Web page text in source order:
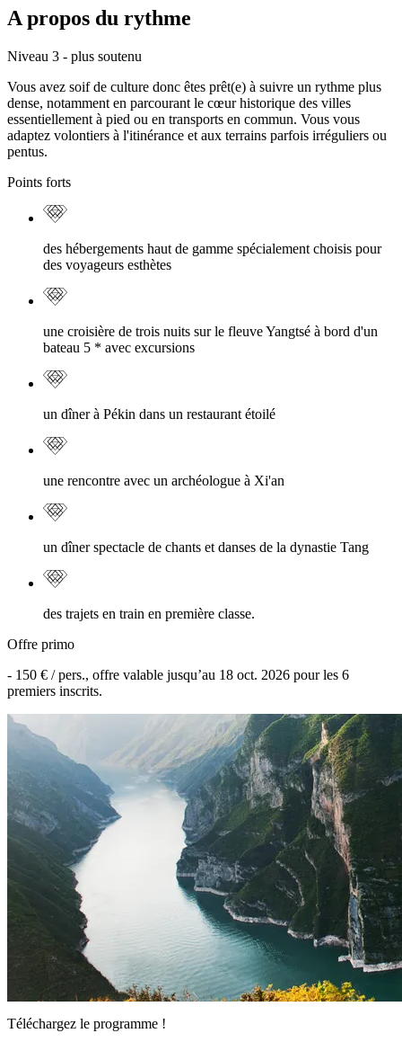
A propos du rythme
Niveau 3 - plus soutenu
Vous avez soif de culture donc êtes prêt(e) à suivre un rythme plus
dense, notamment en parcourant le cœur historique des villes
essentiellement à pied ou en transports en commun. Vous vous
adaptez volontiers à l'itinérance et aux terrains parfois irréguliers ou
pentus.
Points forts
des hébergements haut de gamme spécialement choisis pour
des voyageurs esthètes
une croisière de trois nuits sur le fleuve Yangtsé à bord d'un
bateau 5 * avec excursions
un dîner à Pékin dans un restaurant étoilé
une rencontre avec un archéologue à Xi'an
un dîner spectacle de chants et danses de la dynastie Tang
des trajets en train en première classe.
Offre primo
- 150 € / pers., offre valable jusqu’au 18 oct. 2026 pour les 6
premiers inscrits.
Téléchargez le programme !